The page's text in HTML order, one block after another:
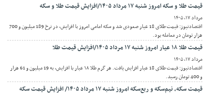
قیمت طلا و سکه امروز شنبه ۱۷ مرداد ۱۴۰۵/افزایش قیمت طلا و سکه
مرداد ۱۷, ۱۴۰۵
اقتصادنیوز: قیمت طلای 18 عیار صعودی شد و سکه امامی امروز با افزایش، در نرخ 189 میلیون و 700
هزار تومان در معامله بود.
قیمت طلا ۱۸ عیار امروز شنبه ۱۷ مرداد ۱۴۰۵/افزایش قیمت طلا
مرداد ۱۷, ۱۴۰۵
اقتصادنیوز: قیمت طلای 18 عیار افزایش یافت. هر گرم طلا ۱۸ عیار با افزایش، به 19 میلیون و 61 هزار
و 400 تومان رسید.
قیمت سکه، نیم‌سکه و ربع‌سکه امروز شنبه ۱۷ مرداد ۱۴۰۵/ افزایش قیمت سکه